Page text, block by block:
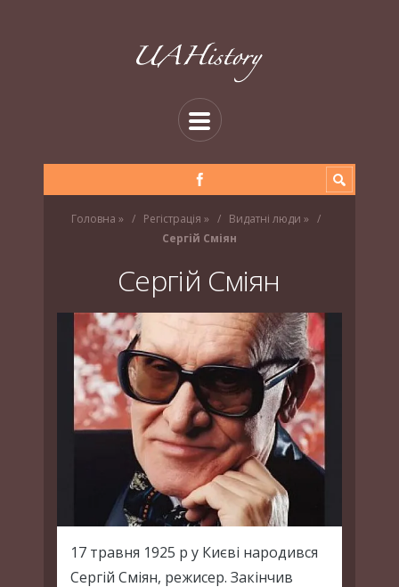
Головна » Регістрація » Видатні люди »
Сергій Сміян
Сергій Сміян
17 травня 1925 р у Києві народився
Сергій Сміян, режисер. Закінчив